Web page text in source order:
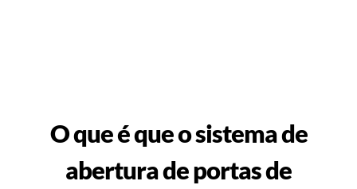
O que é que o sistema de
abertura de portas de